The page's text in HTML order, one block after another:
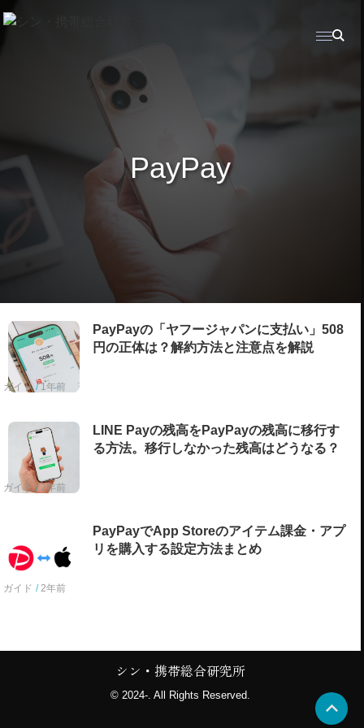
PayPay
PayPayの「ヤフージャパンに支払い」508
円の正体は？解約方法と注意点を解説
ガイド 1年前
LINE Payの残高をPayPayの残高に移行す
る方法。移行しなかった残高はどうなる？
ガイド 2年前
PayPayでApp Storeのアイテム課金・アプ
リを購入する設定方法まとめ
ガイド 2年前
シン・携帯総合研究所
© 2024-. All Rights Reserved.